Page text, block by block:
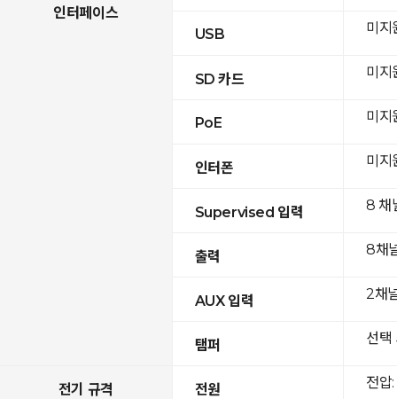
인터페이스
USB
SD 카드
PoE
인터폰
Supervised 입력
출력
AUX 입력
탬퍼
전기 규격 전원
미지
미지
미지
미지
8 채
8채
2채
선택
전압